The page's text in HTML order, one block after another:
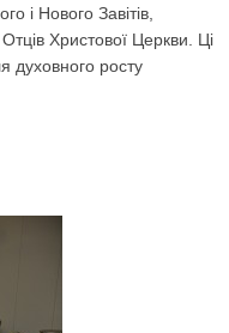
і Нового Завітів,
Христової Церкви. Ці
духовного росту